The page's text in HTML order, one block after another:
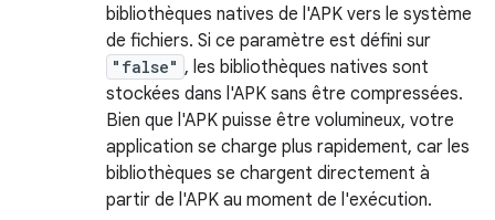
bibliothèques natives de l'APK vers le système
de fichiers. Si ce paramètre est défini sur
"false" , les bibliothèques natives sont
stockées dans l'APK sans être compressées.
Bien que l'APK puisse être volumineux, votre
application se charge plus rapidement, car les
bibliothèques se chargent directement à
partir de l'APK au moment de l'exécution.